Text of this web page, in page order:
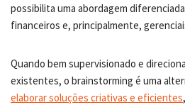
possibilita uma abordagem
financeiros e, principalmente,
Quando bem supervisionado e
existentes, o brainstorming é uma
elaborar soluções criativas e eficientes